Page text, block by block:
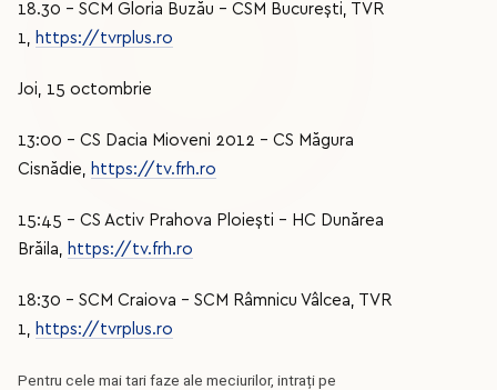
18.30 - SCM Gloria Buzău – CSM București, TVR
1, https://tvrplus.ro
Joi, 15 octombrie
13:00 - CS Dacia Mioveni 2012 – CS Măgura
Cisnădie, https://tv.frh.ro
15:45 – CS Activ Prahova Ploiești – HC Dunărea
Brăila, https://tv.frh.ro
18:30 - SCM Craiova – SCM Râmnicu Vâlcea, TVR
1, https://tvrplus.ro
Pentru cele mai tari faze ale meciurilor, intrați pe